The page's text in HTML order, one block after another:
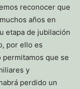
reconocer que
años en
etapa de jubilación
por ello es
que se
y
perdido un